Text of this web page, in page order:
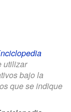
utilizar
bajo la
que se indique